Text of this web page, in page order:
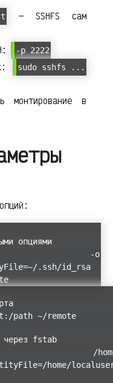
— SSHFS сам
-p 2222
sudo sshfs ...
монтирование в
опциями
-o
.ssh/id_rsa
path ~/remote
через fstab
path /
home/